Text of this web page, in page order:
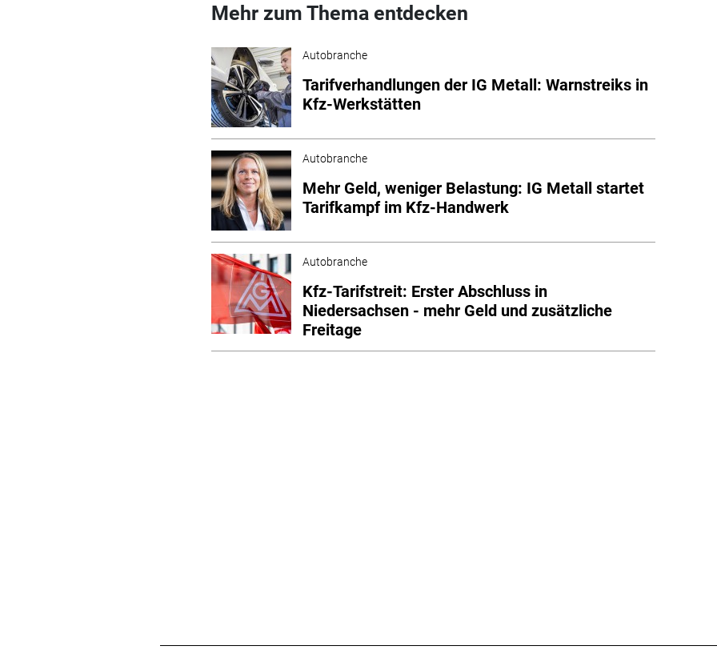
Mehr zum Thema entdecken
Autobranche
Tarifverhandlungen der IG Metall: Warnstreiks in
Kfz-Werkstätten
Autobranche
Mehr Geld, weniger Belastung: IG Metall startet
Tarifkampf im Kfz-Handwerk
Autobranche
Kfz-Tarifstreit: Erster Abschluss in
Niedersachsen - mehr Geld und zusätzliche
Freitage